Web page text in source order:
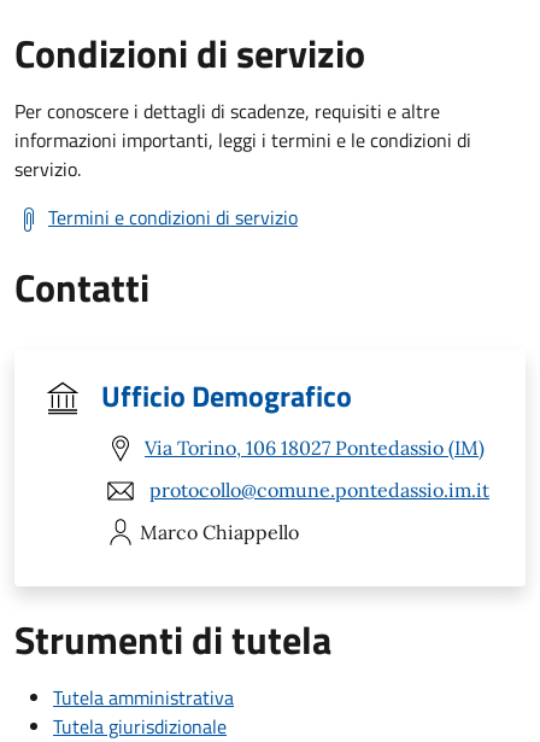
Condizioni di servizio
Per conoscere i dettagli di scadenze, requisiti e altre
informazioni importanti, leggi i termini e le condizioni di
servizio.
Termini e condizioni di servizio
Contatti
Ufficio Demografico
Via Torino, 106 18027 Pontedassio (IM)
protocollo@comune.pontedassio.im.it
Marco Chiappello
Strumenti di tutela
Tutela amministrativa
Tutela giurisdizionale